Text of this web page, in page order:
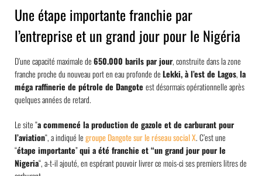
Une étape importante franchie par
l’entreprise et un grand jour pour le Nigéria
D’une capacité maximale de650.000 barils par jour, construite dans la zone
franche proche du nouveau port en eau profonde deLekki, à l’est de Lagos,la
méga raffinerie de pétrole de Dangote est désormais opérationnelle après
quelques années de retard.
Le site “a commencé la production de gazole et de carburant pour
l’aviation“, a indiqué legroupe Dangote sur le réseau social X. C’est une
“étape importante”qui a été franchie et “un grand jour pour le
Nigeria“, a-t-il ajouté, en espérant pouvoir livrer ce mois-ci ses premiers litres de